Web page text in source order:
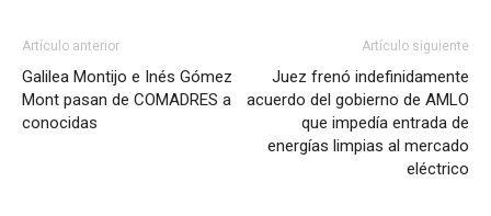
Artículo anterior
Galilea Montijo e Inés Gómez
Mont pasan de COMADRES a
conocidas
Artículo siguiente
Juez frenó indefinidamente
acuerdo del gobierno de AMLO
que impedía entrada de
energías limpias al mercado
eléctrico